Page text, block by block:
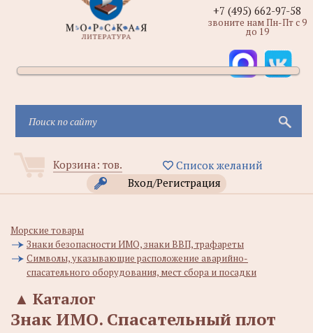
Корзина: тов.
Список желаний
Вход/Регистрация
+7 (495) 662-97-58
звоните нам Пн-Пт с 9
до 19
Морские товары
Знаки безопасности ИМО, знаки ВВП, трафареты
Символы, указывающие расположение аварийно-
спасательного оборудования, мест сбора и посадки
Каталог
▲
Знак ИМО. Спасательный плот